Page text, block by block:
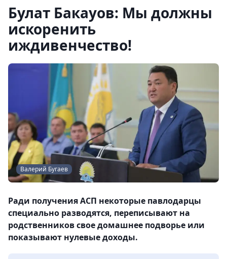
Булат Бакауов: Мы должны
искоренить
иждивенчество!
Валерий Бугаев
Ради получения АСП некоторые павлодарцы
специально разводятся, переписывают на
родственников свое домашнее подворье или
показывают нулевые доходы.